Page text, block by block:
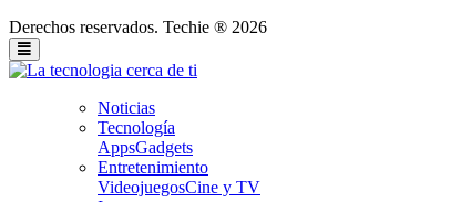
Derechos reservados. Techie ® 2026
Noticias
Tecnología
AppsGadgets
Entretenimiento
VideojuegosCine y TV